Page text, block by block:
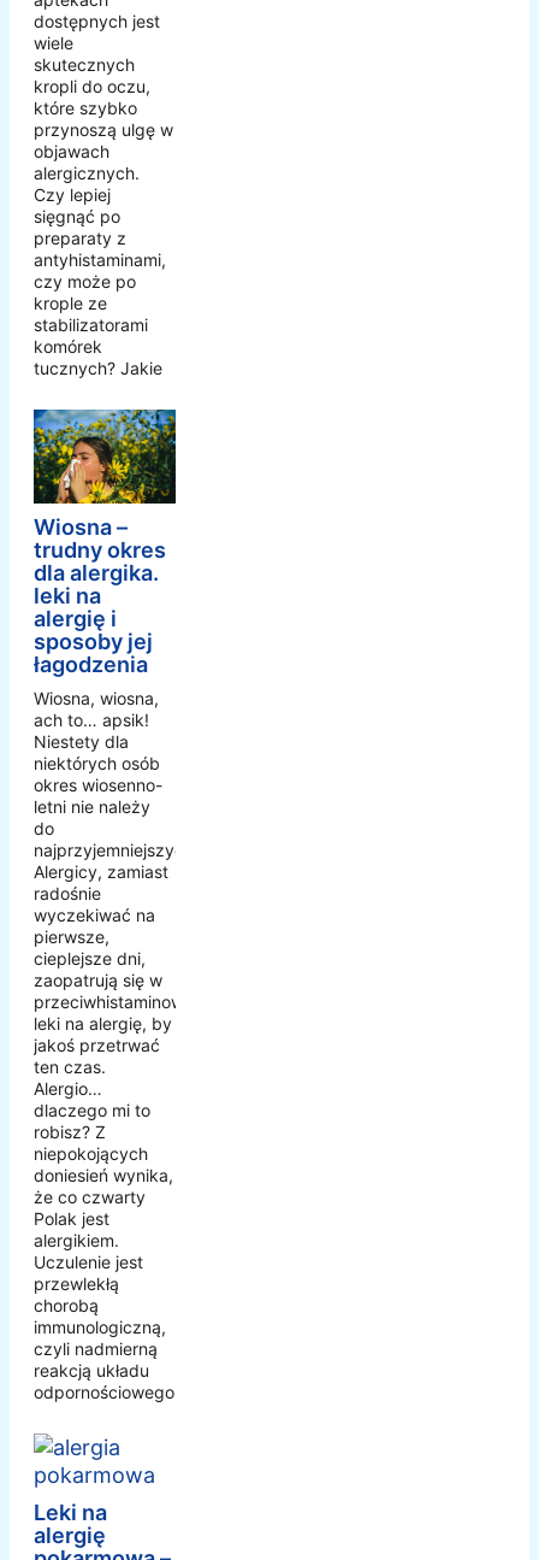
dostępnych jest
wiele
skutecznych
kropli do oczu,
które szybko
przynoszą ulgę w
objawach
alergicznych.
Czy lepiej
sięgnąć po
preparaty z
antyhistaminami,
czy może po
krople ze
stabilizatorami
komórek
tucznych? Jakie
Wiosna –
trudny okres
dla alergika.
leki na
alergię i
sposoby jej
łagodzenia
Wiosna, wiosna,
ach to… apsik!
Niestety dla
niektórych osób
okres wiosenno-
letni nie należy
do
najprzyjemniejszych.
Alergicy, zamiast
radośnie
wyczekiwać na
pierwsze,
cieplejsze dni,
zaopatrują się w
przeciwhistaminowe
leki na alergię, by
jakoś przetrwać
ten czas.
Alergio…
dlaczego mi to
robisz? Z
niepokojących
doniesień wynika,
że co czwarty
Polak jest
alergikiem.
Uczulenie jest
przewlekłą
chorobą
immunologiczną,
czyli nadmierną
reakcją układu
odpornościowego.
Leki na
alergię